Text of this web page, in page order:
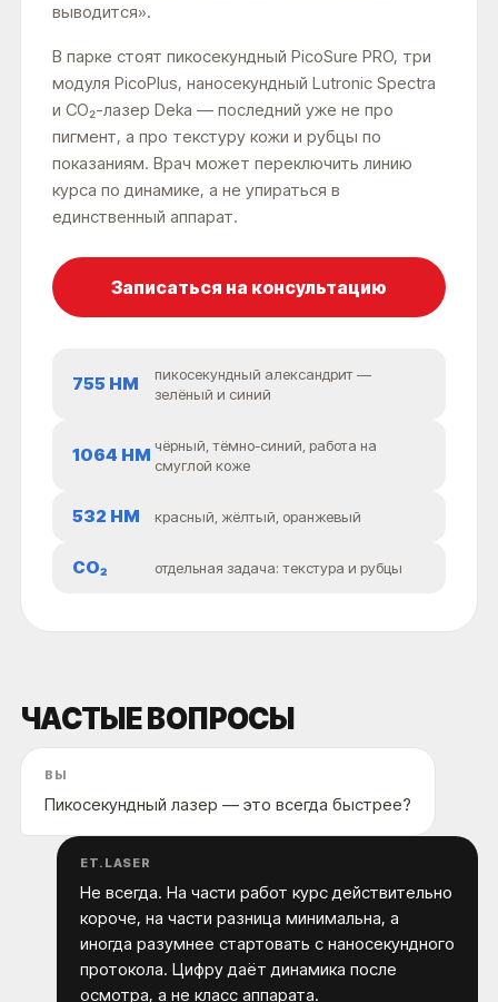
выводится».
В парке стоят пикосекундный PicoSure PRO, три
модуля PicoPlus, наносекундный Lutronic Spectra
и CO₂-лазер Deka — последний уже не про
пигмент, а про текстуру кожи и рубцы по
показаниям. Врач может переключить линию
курса по динамике, а не упираться в
единственный аппарат.
Записаться на консультацию
755 НМ
пикосекундный александрит —
зелёный и синий
1064 НМ чёрный, тёмно-синий, работа на
смуглой коже
532 НМ красный, жёлтый, оранжевый
CO₂ отдельная задача: текстура и рубцы
ЧАСТЫЕ ВОПРОСЫ
ВЫ
Пикосекундный лазер — это всегда быстрее?
ET.LASER
Не всегда. На части работ курс действительно
короче, на части разница минимальна, а
иногда разумнее стартовать с наносекундного
протокола. Цифру даёт динамика после
осмотра, а не класс аппарата.